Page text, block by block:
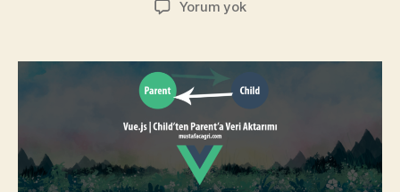
Yorum yokVue.Js
–
Parent
Veri
Aktarımı